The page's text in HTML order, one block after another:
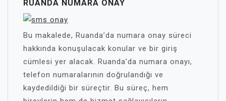
RUANDA NUMARA ONAY
Bu makalede, Ruanda’da numara onay süreci
hakkında konuşulacak konular ve bir giriş
cümlesi yer alacak. Ruanda’da numara onayı,
telefon numaralarının doğrulandığı ve
kaydedildiği bir süreçtir. Bu süreç, hem